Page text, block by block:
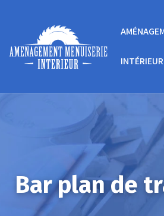
INTÉRIEUR
Bar plan de